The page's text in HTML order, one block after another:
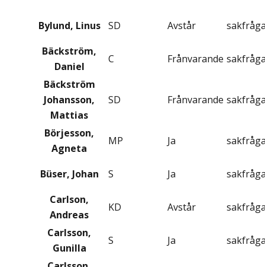
Bylund, Linus SD Avstår
Bäckström,
Daniel
C Frånvarande
Bäckström
Johansson,
Mattias
SD Frånvarande
Börjesson,
Agneta
MP Ja
Büser, Johan S Ja
Carlson,
Andreas
KD Avstår
Carlsson,
Gunilla
S Ja